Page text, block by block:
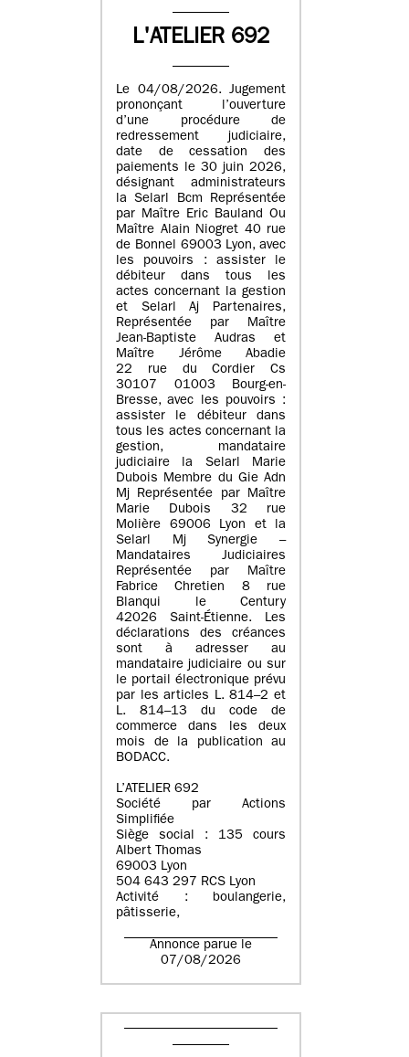
L'ATELIER 692
Le 04/08/2026. Jugement
prononçant l’ouverture
d’une procédure de
redressement judiciaire,
date de cessation des
paiements le 30 juin 2026,
désignant administrateurs
la Selarl Bcm Représentée
par Maître Eric Bauland Ou
Maître Alain Niogret 40 rue
de Bonnel 69003 Lyon, avec
les pouvoirs : assister le
débiteur dans tous les
actes concernant la gestion
et Selarl Aj Partenaires,
Représentée par Maître
Jean-Baptiste Audras et
Maître Jérôme Abadie
22 rue du Cordier Cs
30107 01003 Bourg-en-
Bresse, avec les pouvoirs :
assister le débiteur dans
tous les actes concernant la
gestion, mandataire
judiciaire la Selarl Marie
Dubois Membre du Gie Adn
Mj Représentée par Maître
Marie Dubois 32 rue
Molière 69006 Lyon et la
Selarl Mj Synergie –
Mandataires Judiciaires
Représentée par Maître
Fabrice Chretien 8 rue
Blanqui le Century
42026 Saint-Étienne. Les
déclarations des créances
sont à adresser au
mandataire judiciaire ou sur
le portail électronique prévu
par les articles L. 814–2 et
L. 814–13 du code de
commerce dans les deux
mois de la publication au
BODACC.
L’ATELIER 692
Société par Actions
Simplifiée
Siège social : 135 cours
Albert Thomas
69003 Lyon
504 643 297 RCS Lyon
Activité : boulangerie,
pâtisserie,
Annonce parue le
07/08/2026